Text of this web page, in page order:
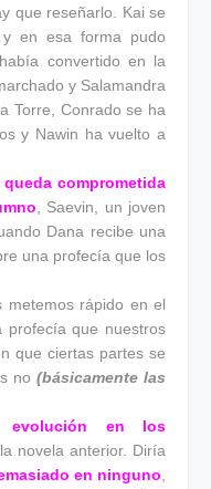
que reseñarlo. Kai se
en esa forma pudo
convertido en la
y Salamandra
Torre, Conrado se ha
y Nawin ha vuelto a
comprometida
, Saevin, un joven
Dana recibe una
una profecía que los
metemos rápido en el
profecía que nuestros
que ciertas partes se
no (básicamente las
evolución en los
novela anterior. Diría
en ninguno